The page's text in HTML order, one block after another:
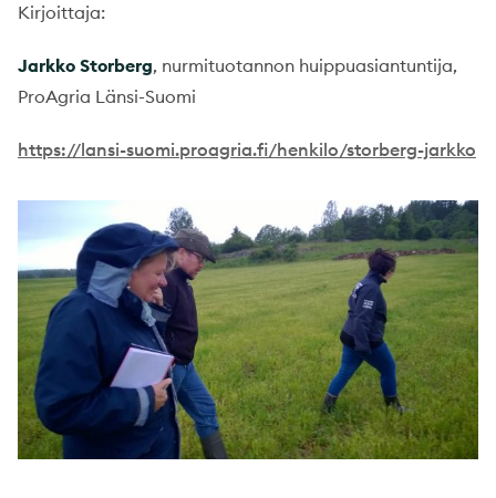
Kirjoittaja:
Jarkko Storberg, nurmituotannon huippuasiantuntija,
ProAgria Länsi-Suomi
https://lansi-suomi.proagria.fi/henkilo/storberg-jarkko